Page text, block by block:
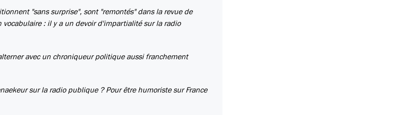
"sans surprise", sont "remontés" dans la revue de
vocabulaire : il y a un devoir d'impartialité sur la radio
avec un chroniqueur politique aussi franchement
sur la radio publique ? Pour être humoriste sur France